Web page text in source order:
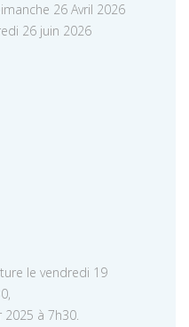
26 Avril 2026
26 juin 2026
le vendredi 19
2025 à 7h30.